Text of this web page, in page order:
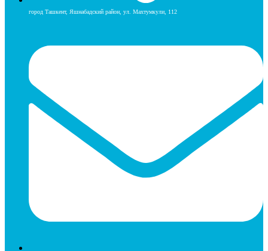
город Ташкент, Яшнабадский район, ул. Махтумкули, 112